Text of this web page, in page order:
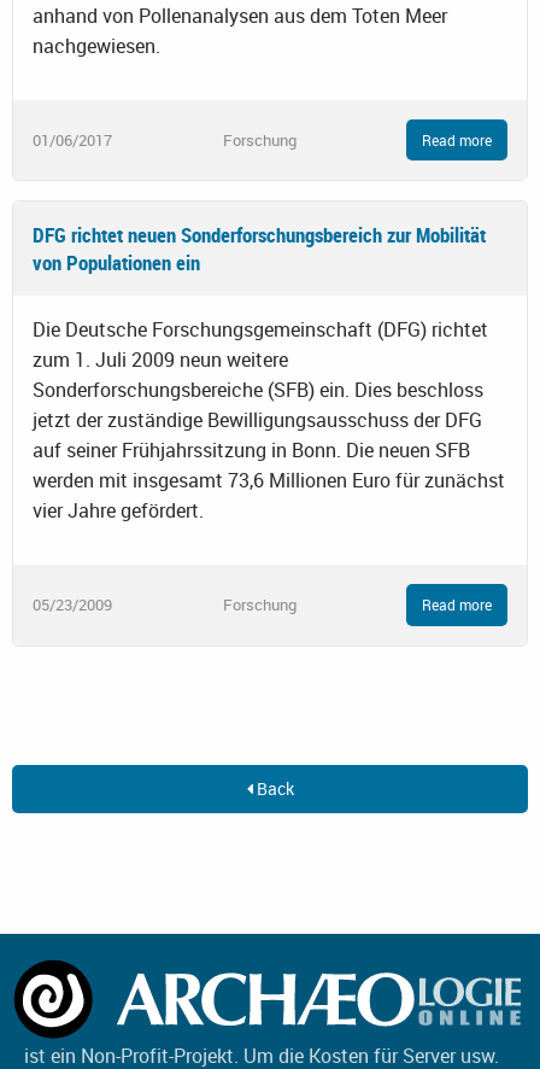
anhand von Pollenanalysen aus dem Toten Meer
nachgewiesen.
01/06/2017 Forschung Read more
DFG richtet neuen Sonderforschungsbereich zur Mobilität
von Populationen ein
Die Deutsche Forschungsgemeinschaft (DFG) richtet
zum 1. Juli 2009 neun weitere
Sonderforschungsbereiche (SFB) ein. Dies beschloss
jetzt der zuständige Bewilligungsausschuss der DFG
auf seiner Frühjahrssitzung in Bonn. Die neuen SFB
werden mit insgesamt 73,6 Millionen Euro für zunächst
vier Jahre gefördert.
05/23/2009 Forschung Read more
Back
ist ein Non-Profit-Projekt. Um die Kosten für Server usw.